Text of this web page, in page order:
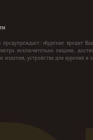
«Курение вредит
исключительно лицами,
изделия, устройства для курения и